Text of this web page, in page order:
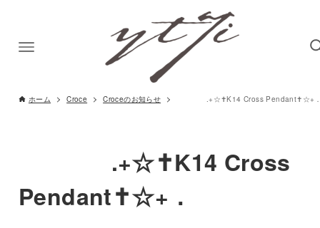
ホーム Croce Croceのお知らせ .+☆✝K14 Cross Pendant✝☆+
.+☆✝K14 Cross
Pendant✝☆+．